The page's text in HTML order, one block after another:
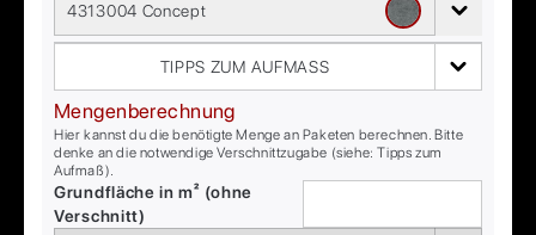
4313004 Concept
TIPPS ZUM AUFMASS
Mengenberechnung
Hier kannst du die benötigte Menge an Paketen berechnen. Bitte
denke an die notwendige Verschnittzugabe (siehe: Tipps zum
Aufmaß).
Grundfläche in m² (ohne
Verschnitt)